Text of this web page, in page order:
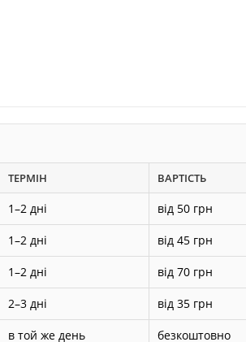
ТЕРМІН ВАРТІСТЬ
1–2 дні від 50 грн
1–2 дні від 45 грн
1–2 дні від 70 грн
2–3 дні від 35 грн
в той же день безкоштовно